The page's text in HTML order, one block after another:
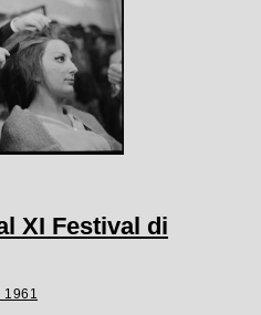
XI Festival di
1961